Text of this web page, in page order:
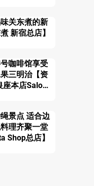
关东煮的新
新宿总店】
咖啡馆享受
三明治【资
座本店Salon
景点 适合边
理齐聚一堂
Shop总店】